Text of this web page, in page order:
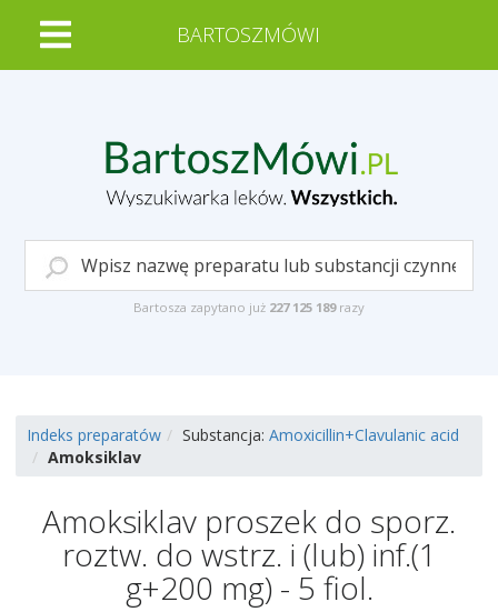
BARTOSZMÓWI
Bartosza zapytano już 227 125 189 razy
Indeks preparatów Substancja: Amoxicillin+Clavulanic acid
Amoksiklav
Amoksiklav proszek do sporz.
roztw. do wstrz. i (lub) inf.(1
g+200 mg) - 5 fiol.